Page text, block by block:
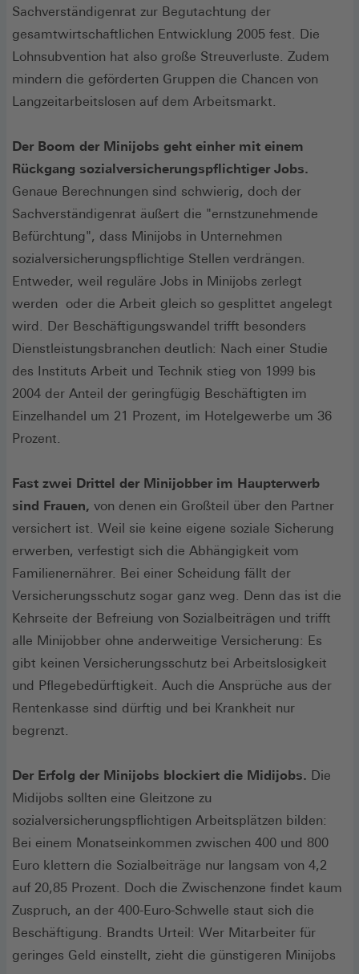
Sachverständigenrat zur Begutachtung der
gesamtwirtschaftlichen Entwicklung 2005 fest. Die
Lohnsubvention hat also große Streuverluste. Zudem
mindern die geförderten Gruppen die Chancen von
Langzeitarbeitslosen auf dem Arbeitsmarkt.
Der Boom der Minijobs geht einher mit einem
Rückgang sozialversicherungspflichtiger Jobs.
Genaue Berechnungen sind schwierig, doch der
Sachverständigenrat äußert die "ernstzunehmende
Befürchtung", dass Minijobs in Unternehmen
sozialversicherungspflichtige Stellen verdrängen.
Entweder, weil reguläre Jobs in Minijobs zerlegt
werden  oder die Arbeit gleich so gesplittet angelegt
wird. Der Beschäftigungswandel trifft besonders
Dienstleistungsbranchen deutlich: Nach einer Studie
des Instituts Arbeit und Technik stieg von 1999 bis
2004 der Anteil der geringfügig Beschäftigten im
Einzelhandel um 21 Prozent, im Hotelgewerbe um 36
Prozent.
Fast zwei Drittel der Minijobber im Haupterwerb
sind Frauen, von denen ein Großteil über den Partner
versichert ist. Weil sie keine eigene soziale Sicherung
erwerben, verfestigt sich die Abhängigkeit vom
Familienernährer. Bei einer Scheidung fällt der
Versicherungsschutz sogar ganz weg. Denn das ist die
Kehrseite der Befreiung von Sozialbeiträgen und trifft
alle Minijobber ohne anderweitige Versicherung: Es
gibt keinen Versicherungsschutz bei Arbeitslosigkeit
und Pflegebedürftigkeit. Auch die Ansprüche aus der
Rentenkasse sind dürftig und bei Krankheit nur
begrenzt.
Der Erfolg der Minijobs blockiert die Midijobs. Die
Midijobs sollten eine Gleitzone zu
sozialversicherungspflichtigen Arbeitsplätzen bilden:
Bei einem Monatseinkommen zwischen 400 und 800
Euro klettern die Sozialbeiträge nur langsam von 4,2
auf 20,85 Prozent. Doch die Zwischenzone findet kaum
Zuspruch, an der 400-Euro-Schwelle staut sich die
Beschäftigung. Brandts Urteil: Wer Mitarbeiter für
geringes Geld einstellt, zieht die günstigeren Minijobs